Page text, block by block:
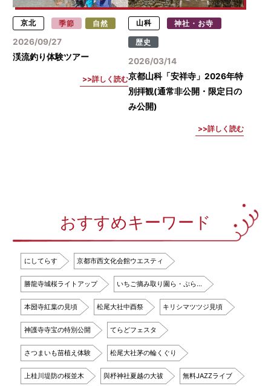
京北 季節 自然
2026/09/27
渓流釣り体験ツアー
詳しく読む
山科 神社・お寺
歴史
2026/03/14
京都山科「安祥寺」2026年特
別拝観(通常非公開・限定日の
み公開)
詳しく読む
おすすめキーワード
にしてらす 京都市西文化会館ウエスティ
勝龍寺城桜ライトアップ いちご摘み取り園ら・ぷら…
本圀寺紅葉の見頃 松尾大社中酉祭 キリシマツツジ見頃
神護寺寺宝の特別公開 てらどフェスタ
さつまいも苗植え体験 松尾大社茅の輪くぐり
上桂川堤防の桜並木 與杼神社夏越の大祓 無料JAZZライブ